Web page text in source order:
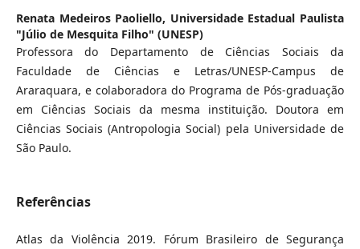
Renata Medeiros Paoliello, Universidade Estadual Paulista
"Júlio de Mesquita Filho" (UNESP)
Professora do Departamento de Ciências Sociais da
Faculdade de Ciências e Letras/UNESP-Campus de
Araraquara, e colaboradora do Programa de Pós-graduação
em Ciências Sociais da mesma instituição. Doutora em
Ciências Sociais (Antropologia Social) pela Universidade de
São Paulo.
Referências
Atlas da Violência 2019. Fórum Brasileiro de Segurança